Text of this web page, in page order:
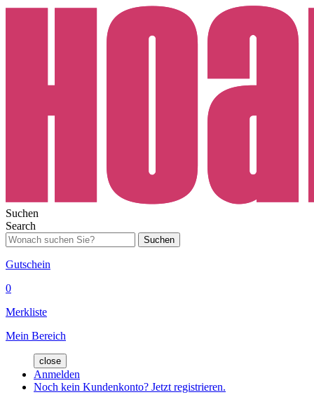
Suchen
Search
Suchen
Gutschein
0
Merkliste
Mein Bereich
close
Anmelden
Noch kein Kundenkonto? Jetzt registrieren.